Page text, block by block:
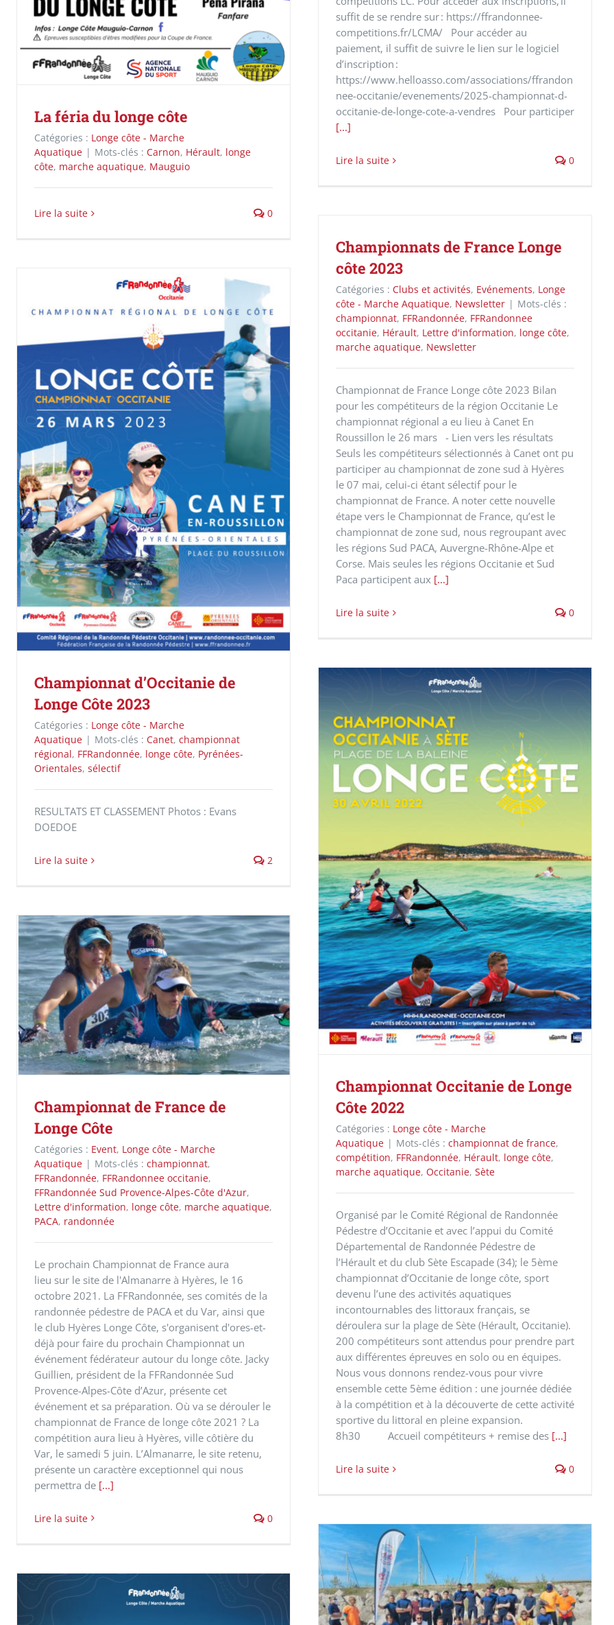
La féria du longe côte
Catégories : Longe côte - Marche
Aquatique | Mots-clés : Carnon, Hérault, longe
côte, marche aquatique, Mauguio
Lire la suite 0
suffit de se rendre sur : https://ffrandonnee-
competitions.fr/LCMA/ Pour accéder au
paiement, il suffit de suivre le lien sur le logiciel
d’inscription :
https://www.helloasso.com/associations/ffrandon
nee-occitanie/evenements/2025-championnat-d-
occitanie-de-longe-cote-a-vendres Pour participer
[...]
Lire la suite 0
Championnats de France Longe
côte 2023
Catégories : Clubs et activités, Evénements, Longe
côte - Marche Aquatique, Newsletter | Mots-clés :
championnat, FFRandonnée, FFRandonnee
occitanie, Hérault, Lettre d'information, longe côte,
marche aquatique, Newsletter
Championnat de France Longe côte 2023 Bilan
pour les compétiteurs de la région Occitanie Le
championnat régional a eu lieu à Canet En
Roussillon le 26 mars - Lien vers les résultats
Seuls les compétiteurs sélectionnés à Canet ont pu
participer au championnat de zone sud à Hyères
le 07 mai, celui-ci étant sélectif pour le
championnat de France. A noter cette nouvelle
étape vers le Championnat de France, qu’est le
championnat de zone sud, nous regroupant avec
les régions Sud PACA, Auvergne-Rhône-Alpe et
Corse. Mais seules les régions Occitanie et Sud
Paca participent aux [...]
Lire la suite 0
Championnat d’Occitanie de
Longe Côte 2023
Catégories : Longe côte - Marche
Aquatique | Mots-clés : Canet, championnat
régional, FFRandonnée, longe côte, Pyrénées-
Orientales, sélectif
RESULTATS ET CLASSEMENT Photos : Evans
DOEDOE
Lire la suite 2
Championnat Occitanie de Longe
Côte 2022
Catégories : Longe côte - Marche
Aquatique | Mots-clés : championnat de france,
compétition, FFRandonnée, Hérault, longe côte,
marche aquatique, Occitanie, Sète
Organisé par le Comité Régional de Randonnée
Pédestre d’Occitanie et avec l’appui du Comité
Départemental de Randonnée Pédestre de
l’Hérault et du club Sète Escapade (34); le 5ème
championnat d’Occitanie de longe côte, sport
devenu l’une des activités aquatiques
incontournables des littoraux français, se
déroulera sur la plage de Sète (Hérault, Occitanie).
200 compétiteurs sont attendus pour prendre part
aux différentes épreuves en solo ou en équipes.
Nous vous donnons rendez-vous pour vivre
ensemble cette 5ème édition : une journée dédiée
à la compétition et à la découverte de cette activité
sportive du littoral en pleine expansion.
8h30 Accueil compétiteurs + remise des [...]
Lire la suite 0
Championnat de France de
Longe Côte
Catégories : Event, Longe côte - Marche
Aquatique | Mots-clés : championnat,
FFRandonnée, FFRandonnee occitanie,
FFRandonnée Sud Provence-Alpes-Côte d'Azur,
Lettre d'information, longe côte, marche aquatique,
PACA, randonnée
Le prochain Championnat de France aura
lieu sur le site de l'Almanarre à Hyères, le 16
octobre 2021. La FFRandonnée, ses comités de la
randonnée pédestre de PACA et du Var, ainsi que
le club Hyères Longe Côte, s'organisent d'ores-et-
déjà pour faire du prochain Championnat un
événement fédérateur autour du longe côte. Jacky
Guillien, président de la FFRandonnée Sud
Provence-Alpes-Côte d’Azur, présente cet
événement et sa préparation. Où va se dérouler le
championnat de France de longe côte 2021 ? La
compétition aura lieu à Hyères, ville côtière du
Var, le samedi 5 juin. L’Almanarre, le site retenu,
présente un caractère exceptionnel qui nous
permettra de [...]
Lire la suite 0